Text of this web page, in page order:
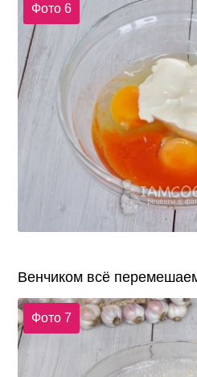
Фото 6
Венчиком всё
Фото 7